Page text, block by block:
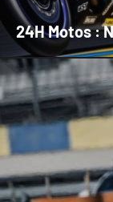
24H Motos :